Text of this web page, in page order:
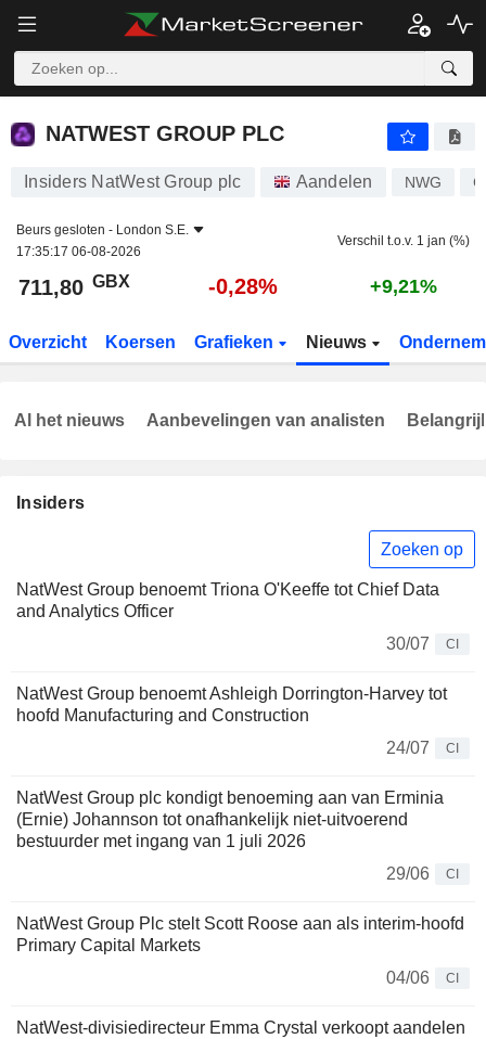
NATWEST GROUP PLC
NATWEST GROUP PLC
Insiders NatWest Group plc Aandelen NWG
Beurs gesloten - London S.E.
17:35:17 06-08-2026
Verschil t.o.v. 1 jan (%)
711,80 GBX -0,28% +9,21%
Overzicht Koersen Grafieken Nieuws
Insiders
Zoeken op
NatWest Group benoemt Triona O'Keeffe tot Chief Data
and Analytics Officer
30/07
CI
NatWest Group benoemt Ashleigh Dorrington-Harvey tot
hoofd Manufacturing and Construction
24/07
CI
NatWest Group plc kondigt benoeming aan van Erminia
(Ernie) Johannson tot onafhankelijk niet-uitvoerend
bestuurder met ingang van 1 juli 2026
29/06
CI
NatWest Group Plc stelt Scott Roose aan als interim-hoofd
Primary Capital Markets
04/06
CI
NatWest-divisiedirecteur Emma Crystal verkoopt aandelen
Al het nieuws Aanbevelingen van analisten